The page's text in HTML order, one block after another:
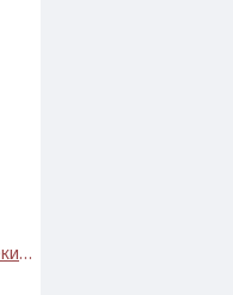
Ежедневен шампоан за всеки тип коса RR Line Daily Star Frequent Use Shampoo 350ml